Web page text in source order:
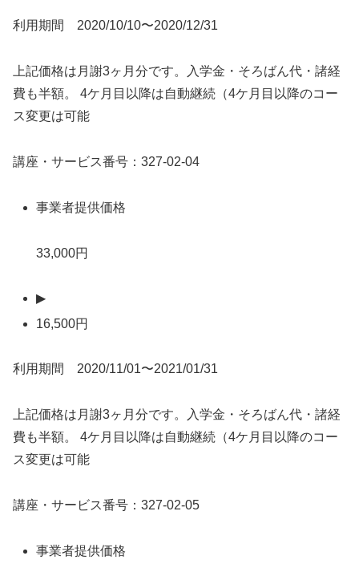
利用期間 2020/10/10〜2020/12/31
上記価格は月謝3ヶ月分です。入学金・そろばん代・諸経
費も半額。 4ケ月目以降は自動継続（4ケ月目以降のコー
ス変更は可能
講座・サービス番号：327-02-04
事業者提供価格
33,000円
▶
16,500円
利用期間 2020/11/01〜2021/01/31
上記価格は月謝3ヶ月分です。入学金・そろばん代・諸経
費も半額。 4ケ月目以降は自動継続（4ケ月目以降のコー
ス変更は可能
講座・サービス番号：327-02-05
事業者提供価格